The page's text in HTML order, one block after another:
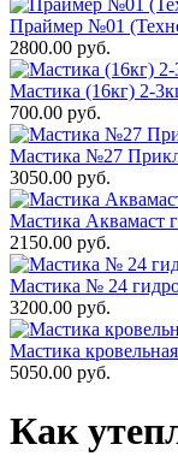
Праймер №01
2800.00 руб.
Мастика (16кг) 2-
700.00 руб.
Мастика №27
3050.00 руб.
Мастика Аквамаст
2150.00 руб.
Мастика № 24
3200.00 руб.
Мастика
5050.00 руб.
Как